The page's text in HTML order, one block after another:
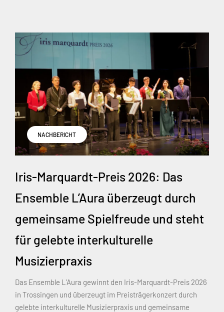
NACHBERICHT
Iris-Marquardt-Preis 2026: Das
Ensemble L’Aura überzeugt durch
gemeinsame Spielfreude und steht
für gelebte interkulturelle
Musizierpraxis
Das Ensemble L’Aura gewinnt den Iris-Marquardt-Preis 2026
in Trossingen und überzeugt im Preisträgerkonzert durch
gelebte interkulturelle Musizierpraxis und gemeinsame